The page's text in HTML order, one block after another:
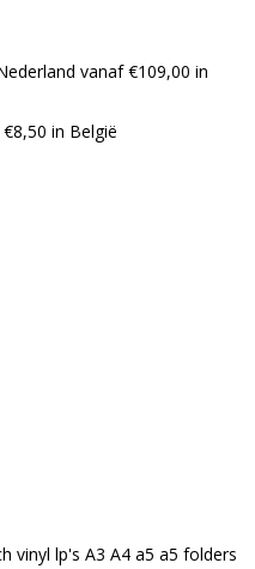
vanaf €109,00 in
in België
vinyl lp's A3 A4 a5 a5 folders